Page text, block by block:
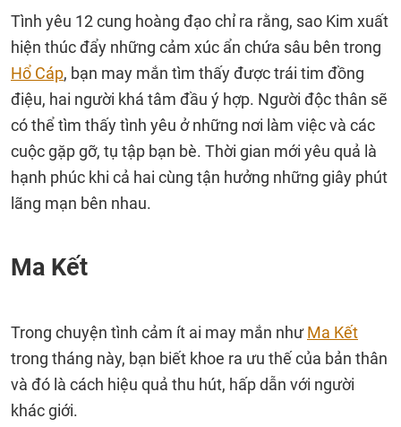
Tình yêu 12 cung hoàng đạo chỉ ra rằng, sao Kim xuất
hiện thúc đẩy những cảm xúc ẩn chứa sâu bên trong
Hổ Cáp, bạn may mắn tìm thấy được trái tim đồng
điệu, hai người khá tâm đầu ý hợp. Người độc thân sẽ
có thể tìm thấy tình yêu ở những nơi làm việc và các
cuộc gặp gỡ, tụ tập bạn bè. Thời gian mới yêu quả là
hạnh phúc khi cả hai cùng tận hưởng những giây phút
lãng mạn bên nhau.
Ma Kết
Trong chuyện tình cảm ít ai may mắn nhưMa Kết
trong tháng này, bạn biết khoe ra ưu thế của bản thân
và đó là cách hiệu quả thu hút, hấp dẫn với người
khác giới.